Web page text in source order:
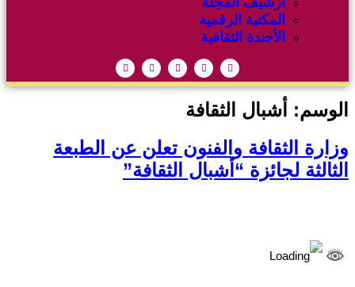
المكتبة الرقمية
الأجندة الثقافية
الوسم: أشبال الثقافة
وزارة الثقافة والفنون تعلن عن الطبعة
الثالثة لجائزة “أشبال الثقافة”